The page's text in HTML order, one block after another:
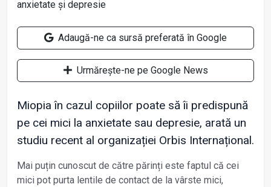
Adaugă-ne ca sursă preferată în Google
Urmărește-ne pe Google News
Miopia în cazul copiilor poate să îi predispună
pe cei mici la anxietate sau depresie, arată un
studiu recent al organizației Orbis Internațional.
Mai puțin cunoscut de către părinți este faptul că cei
mici pot purta lentile de contact de la vârste mici,